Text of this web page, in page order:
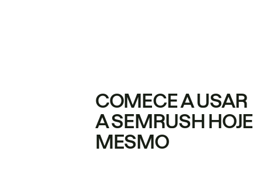
COMECE A USAR
A SEMRUSH HOJE
MESMO